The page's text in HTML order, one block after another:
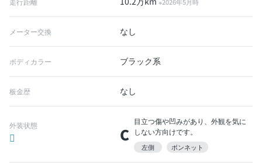
メーター交換 なし
ボディカラー ブラック系
板金歴 なし
外装状態 C
目立つ傷や凹みがあり、外観を気に
しない方向けです。
左側 ボンネット